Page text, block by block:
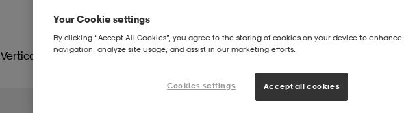
Vertical Ski Bag
Your Cookie settings
By clicking “Accept All Cookies”, you agree to the storing of cookies on your device to enhance
navigation, analyze site usage, and assist in our marketing efforts.
Cookies settings Accept all cookies